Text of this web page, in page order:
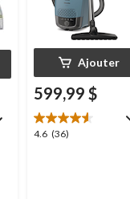
Ajouter
599,99 $
4.6 (36)
4.6